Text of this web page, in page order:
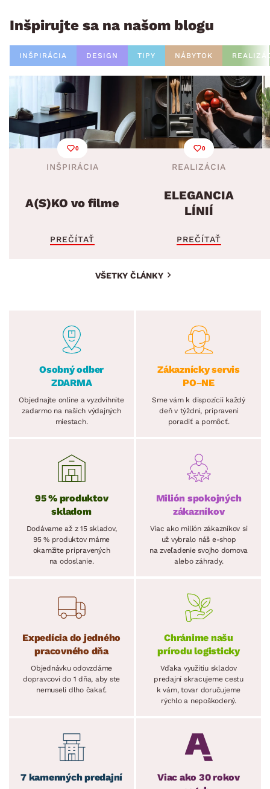
Inšpirujte sa na našom blogu
INŠPIRÁCIA DESIGN TIPY NÁBYTOK
0
INŠPIRÁCIA
A(S)KO vo filme
PREČÍTAŤ
0
REALIZÁCIA
ELEGANCIA
LÍNIÍ
PREČÍTAŤ
VŠETKY ČLÁNKY
Osobný odber
ZDARMA
Objednajte online a vyzdvihnite
zadarmo na našich výdajných
miestach.
Zákaznícky servis
PO–NE
Sme vám k dispozícii každý
deň v týždni, pripravení
poradiť a pomôcť.
95 % produktov
skladom
Dodávame až z 15 skladov,
95 % produktov máme
okamžite pripravených
na odoslanie.
Milión spokojných
zákazníkov
Viac ako milión zákazníkov si
už vybralo náš e-shop
na zveľadenie svojho domova
alebo záhrady.
Expedícia do jedného
pracovného dňa
Objednávku odovzdáme
dopravcovi do 1 dňa, aby ste
nemuseli dlho čakať.
Chránime našu
prírodu logisticky
Vďaka využitiu skladov
predajní skracujeme cestu
k vám, tovar doručujeme
rýchlo a nepoškodený.
7 kamenných predajní
Viac ako 30 rokov